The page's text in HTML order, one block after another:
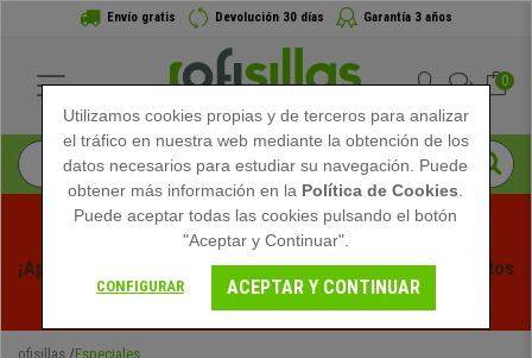
Envío gratis Devolución 30 días Garantía 3 años
0
¡Aprovecha las Rebajas de Verano en Ofisillas! Descuentos
Exclusivos por Tiempo Limitado - Ver Promo
ofisillas Especiales
Utilizamos cookies propias y de terceros para analizar
el tráfico en nuestra web mediante la obtención de los
datos necesarios para estudiar su navegación. Puede
obtener más información en la Política de Cookies
Puede aceptar todas las cookies pulsando el botón
"Aceptar y Continuar".
CONFIGURAR ACEPTAR Y CONTINUAR